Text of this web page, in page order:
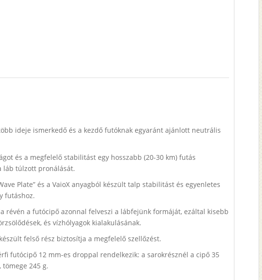
ideje ismerkedő és a kezdő futóknak egyaránt ajánlott neutrális
és a megfelelő stabilitást egy hosszabb (20-30 km) futás
láb túlzott pronálását.
Plate” és a VaioX anyagból készült talp stabilitást és egyenletes
futáshoz.
révén a futócipő azonnal felveszi a lábfejünk formáját, ezáltal kisebb
és vízhólyagok kialakulásának.
felső rész biztosítja a megfelelő szellőzést.
futócipő 12 mm-es droppal rendelkezik: a sarokrésznél a cipő 35
245 g.